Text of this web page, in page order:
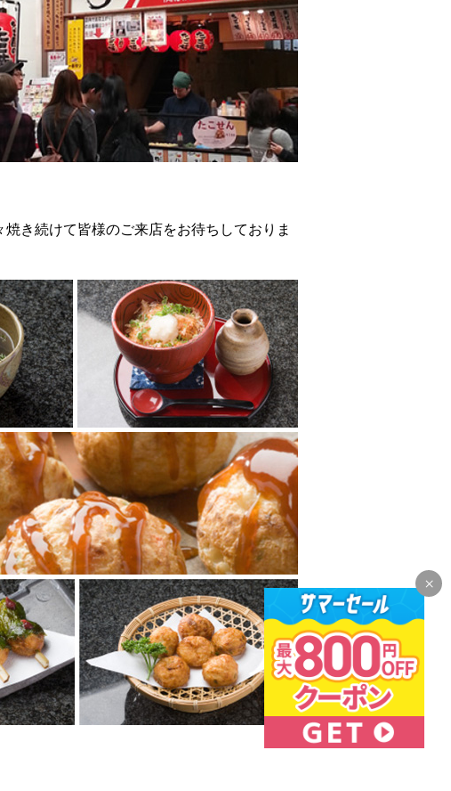
き続けて皆様のご来店をお待ちしておりま